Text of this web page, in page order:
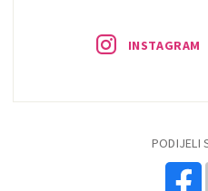
INSTAGRAM
PODIJELI